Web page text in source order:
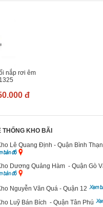
nắp rơi êm
đ
THỐNG KHO BÃI
Lê Quang Định - Quận Bình
Dương Quảng Hàm - Quận Gò
Nguyễn Văn Quá - Quận 12
Luỹ Bán Bích - Quận Tân Phú